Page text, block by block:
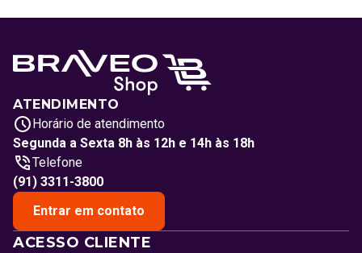
ATENDIMENTO
Horário de atendimento
Segunda a Sexta 8h às 12h e 14h às 18h
Telefone
(91) 3311-3800
Entrar em contato
ACESSO CLIENTE